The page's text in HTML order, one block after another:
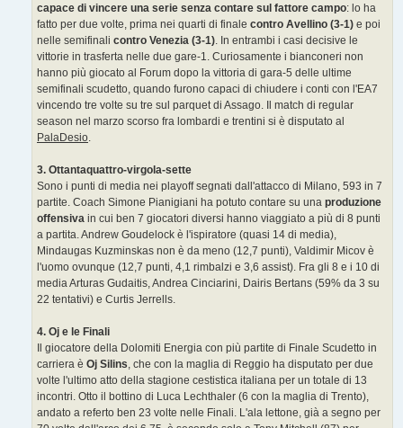
capace di vincere una serie senza contare sul fattore campo: lo ha
fatto per due volte, prima nei quarti di finale contro Avellino (3-1) e poi
nelle semifinali contro Venezia (3-1) . In entrambi i casi decisive le
vittorie in trasferta nelle due gare-1. Curiosamente i bianconeri non
hanno più giocato al Forum dopo la vittoria di gara-5 delle ultime
semifinali scudetto, quando furono capaci di chiudere i conti con l'EA7
vincendo tre volte su tre sul parquet di Assago. Il match di regular
season nel marzo scorso fra lombardi e trentini si è disputato al
PalaDesio
3. Ottantaquattro-virgola-sette
Sono i punti di media nei playoff segnati dall'attacco di Milano, 593 in 7
partite. Coach Simone Pianigiani ha potuto contare su una produzione
offensiva in cui ben 7 giocatori diversi hanno viaggiato a più di 8 punti
a partita. Andrew Goudelock è l'ispiratore (quasi 14 di media),
Mindaugas Kuzminskas non è da meno (12,7 punti), Valdimir Micov è
l'uomo ovunque (12,7 punti, 4,1 rimbalzi e 3,6 assist). Fra gli 8 e i 10 di
media Arturas Gudaitis, Andrea Cinciarini, Dairis Bertans (59% da 3 su
22 tentativi) e Curtis Jerrells.
4. Oj e le Finali
Il giocatore della Dolomiti Energia con più partite di Finale Scudetto in
carriera è Oj Silins , che con la maglia di Reggio ha disputato per due
volte l'ultimo atto della stagione cestistica italiana per un totale di 13
incontri. Otto il bottino di Luca Lechthaler (6 con la maglia di Trento),
andato a referto ben 23 volte nelle Finali. L'ala lettone, già a segno per